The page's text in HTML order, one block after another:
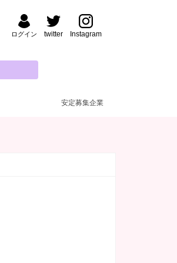
Instagram
twitter
ログイン
安定募集企業